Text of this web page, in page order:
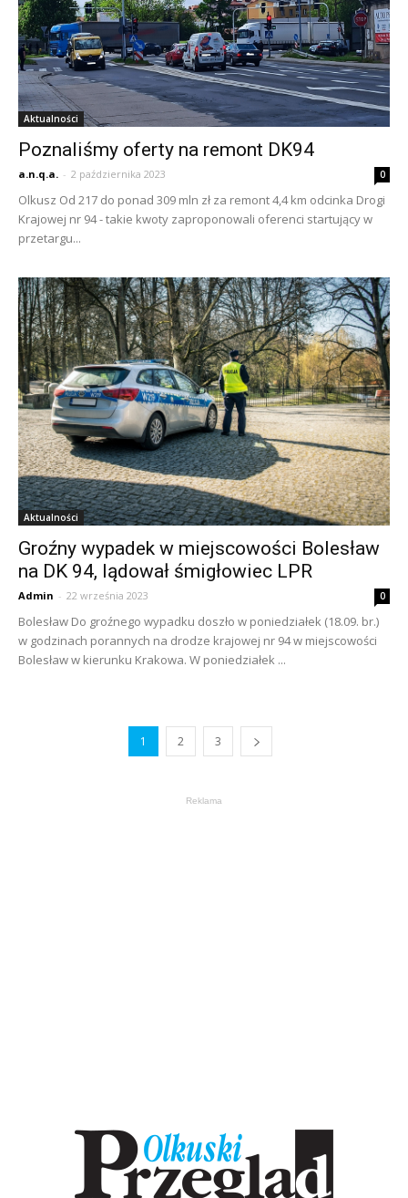
Aktualności
Poznaliśmy oferty na remont DK94
a.n.q.a. - 2 października 2023 0
Olkusz Od 217 do ponad 309 mln zł za remont 4,4 km odcinka Drogi
Krajowej nr 94 - takie kwoty zaproponowali oferenci startujący w
przetargu...
Aktualności
Groźny wypadek w miejscowości Bolesław
na DK 94, lądował śmigłowiec LPR
Admin - 22 września 2023 0
Bolesław Do groźnego wypadku doszło w poniedziałek (18.09. br.)
w godzinach porannych na drodze krajowej nr 94 w miejscowości
Bolesław w kierunku Krakowa. W poniedziałek ...
1 2 3
Reklama